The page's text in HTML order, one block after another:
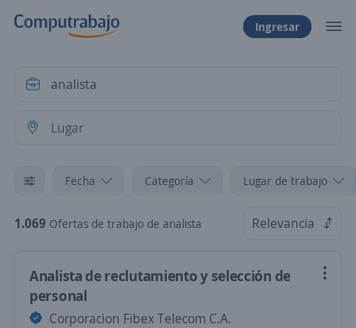
Ingresar
Fecha Categoría Lugar de trabajo
1.069 Ofertas de trabajo de analista Relevancia
Analista de reclutamiento y selección de
personal
Corporacion Fibex Telecom C.A.